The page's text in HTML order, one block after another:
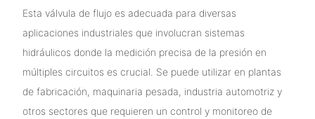
Esta válvula de flujo es adecuada para diversas
aplicaciones industriales que involucran sistemas
hidráulicos donde la medición precisa de la presión en
múltiples circuitos es crucial. Se puede utilizar en plantas
de fabricación, maquinaria pesada, industria automotriz y
otros sectores que requieren un control y monitoreo de